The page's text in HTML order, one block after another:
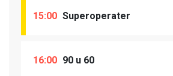
15:00 Superoperater
16:00 90 u 60